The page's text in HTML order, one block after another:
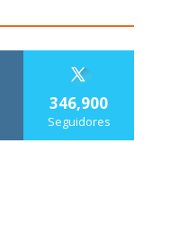
346,900
Seguidores